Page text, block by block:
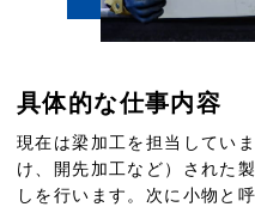
具体的な仕事内容
現在は梁加工を担当してい
け、開先加⼯など）された
しを行います。次に小物と